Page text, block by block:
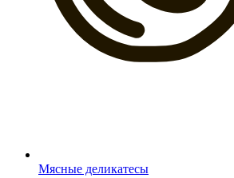
Мясные деликатесы